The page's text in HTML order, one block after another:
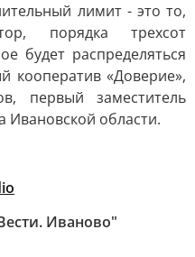
лимит - это то,
порядка трехсот
будет распределяться
кооператив «Доверие»,
первый заместитель
Ивановской области.
Иваново"